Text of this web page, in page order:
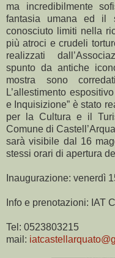
ma incredibilmente
fantasia umana ed il
conosciuto limiti nella
più atroci e crudeli
realizzati
spunto da antiche
mostra sono
L’allestimento
e Inquisizione” è stato
per la Cultura e il
Comune di
sarà visibile dal 16
stessi orari di apertura
Inaugurazione: venerdì
Info e
Tel: 0523803215
mail: